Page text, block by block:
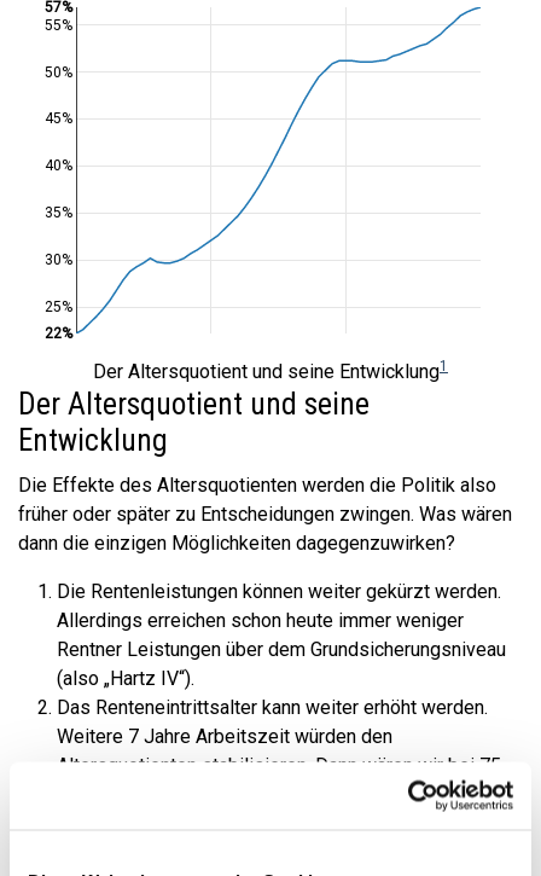
25%
30%
35%
40%
45%
50%
55%
22%
57%
Der Altersquotient und seine Entwicklung1
Der Altersquotient und seine
Entwicklung
Die Effekte des Altersquotienten werden die Politik also
früher oder später zu Entscheidungen zwingen. Was wären
dann die einzigen Möglichkeiten dagegenzuwirken?
Die Rentenleistungen können weiter gekürzt werden.
Allerdings erreichen schon heute immer weniger
Rentner Leistungen über dem Grundsicherungsniveau
(also „Hartz IV“).
Das Renteneintrittsalter kann weiter erhöht werden.
Weitere 7 Jahre Arbeitszeit würden den
Altersquotienten stabilisieren. Dann wären wir bei 75